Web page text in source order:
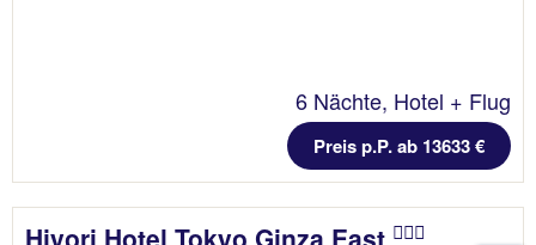
6 Nächte, Hotel + Flug
Preis p.P. ab 13633 €
Hiyori Hotel Tokyo Ginza East